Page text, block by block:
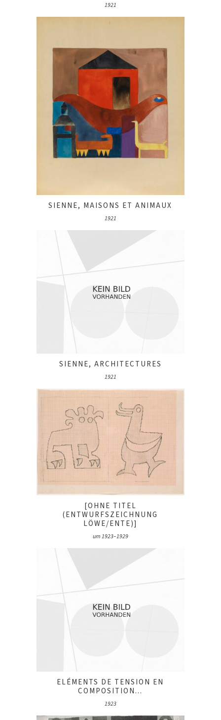
1921
SIENNE, MAISONS ET ANIMAUX
1921
SIENNE, ARCHITECTURES
1921
[OHNE TITEL
(ENTWURFSZEICHNUNG
LÖWE/ENTE)]
um 1923–1929
ELÉMENTS DE TENSION EN
COMPOSITION...
1923